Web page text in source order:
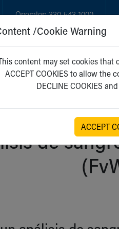
Operator:330-543-1000
GET
de
/Cookie Warning
content may set cookies that
ACCEPT COOKIES to allow the
DECLINE COOKIES
ACCEPT